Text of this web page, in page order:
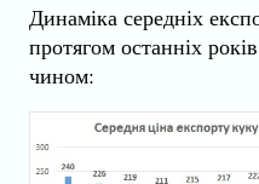
Динаміка середніх
протягом останніх
чином: